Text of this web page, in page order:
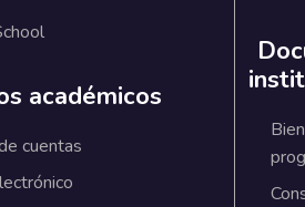
académicos
cuentas